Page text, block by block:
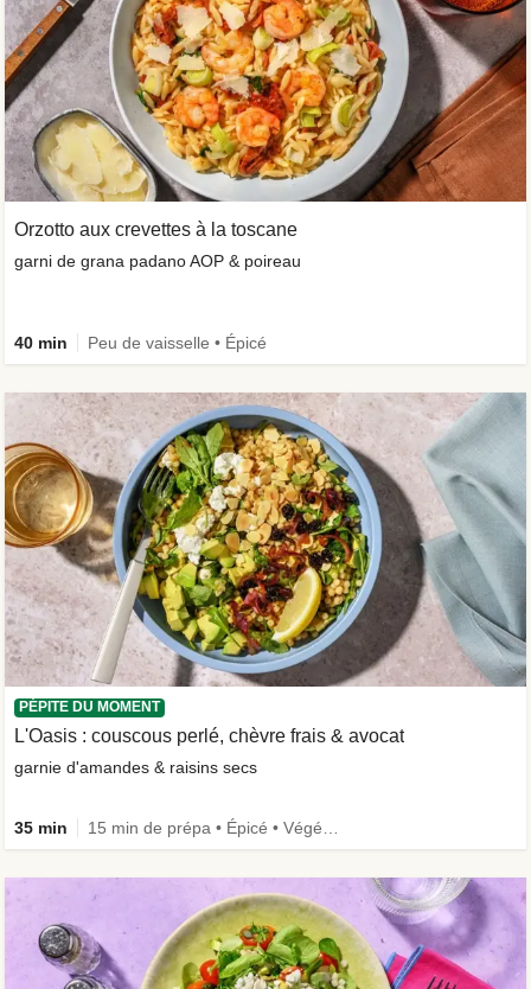
Orzotto aux crevettes à la toscane
garni de grana padano AOP & poireau
40 min Peu de vaisselle • Épicé
PÉPITE DU MOMENT
L'Oasis : couscous perlé, chèvre frais & avocat
garnie d'amandes & raisins secs
35 min